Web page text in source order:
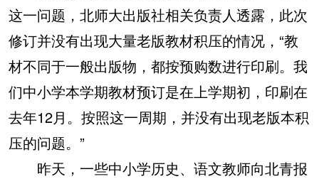
这一问题，北师大出版社相关负责人透露，此次
修订并没有出现大量老版教材积压的情况，“教
材不同于一般出版物，都按预购数进行印刷。我
们中小学本学期教材预订是在上学期初，印刷在
去年12月。按照这一周期，并没有出现老版本积
压的问题。”
昨天，一些中小学历史、语文教师向北青报